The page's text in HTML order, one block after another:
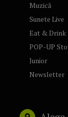
Muzică
Sunete Live
Eat & Drink
POP-UP
Junior
Newsletter